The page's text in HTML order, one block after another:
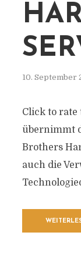
10. September
Click to rate
übernimmt
Brothers
auch die